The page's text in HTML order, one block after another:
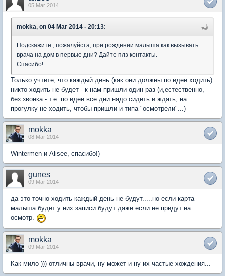
05 Mar 2014
mokka, on 04 Mar 2014 - 20:13:
Подскажите , пожалуйста, при рождении малыша как вызывать
врача на дом в первые дни? Дайте плз контакты.
Спасибо!
Только учтите, что каждый день (как они должны по идее ходить)
никто ходить не будет - к нам пришли один раз (и,естественно,
без звонка - т.е. по идее все дни надо сидеть и ждать, на
прогулку не ходить, чтобы пришли и типа "осмотрели"...)
mokka
08 Mar 2014
Wintermen и Alisee, спасибо!)
gunes
09 Mar 2014
да это точно ходить каждый день не будут.....но если карта
малыша будет у них записи будут даже если не придут на
осмотр.
mokka
09 Mar 2014
Как мило ))) отличны врачи, ну может и ну их частые хождения...